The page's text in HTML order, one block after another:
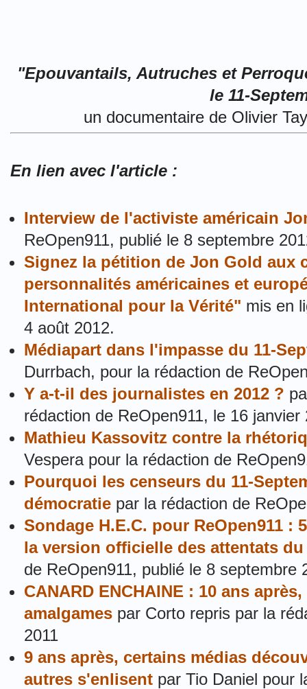
"Epouvantails, Autruches et
le 11-
un documentaire de Olivier
En lien avec l'article :
Interview de l'activiste américain
ReOpen911, publié le 8 septembre
Signez la pétition de Jon Gold aux
personnalités américaines et
International pour la Vérité" mis en
4 août 2012.
Médiapart dans l'impasse du 11-
Durrbach, pour la rédaction de
Y a-t-il des journalistes en 2012 ?
rédaction de ReOpen911, le 16 janvier
Mathieu Kassovitz contre la
Vespera pour la rédaction de
Pourquoi les censeurs du 11-
démocratie par la rédaction de
Sondage H.E.C. pour ReOpen911 :
la version officielle des attentats du
de ReOpen911, publié le 8 septembre
CANARD ENCHAINE : 10 ans
amalgames par Corto repris par la
2011
9 ans après, certains médias
autres s'enlisent par Tio Daniel pour